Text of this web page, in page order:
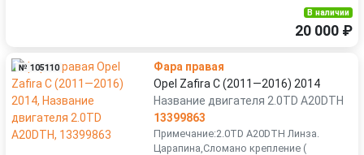
В наличии
20 000 ₽
№ 105110
Фара правая
Opel Zafira C (2011—2016) 2014
Название двигателя 2.0TD A20DTH
13399863
Примечание:2.0TD A20DTH Линза.
Царапина,Сломано крепление (